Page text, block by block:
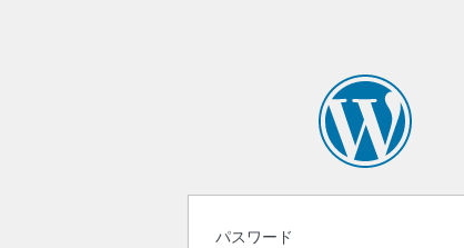
パスワード